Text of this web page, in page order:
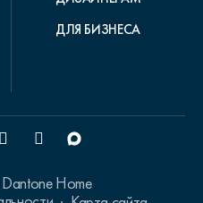
ДЛЯ БИЗНЕСА
Home